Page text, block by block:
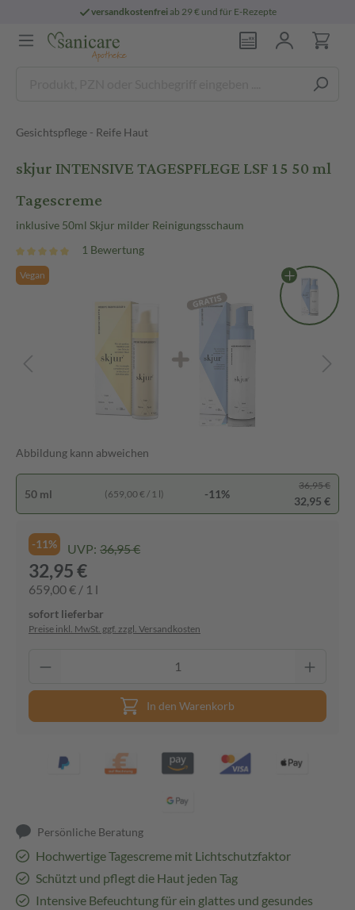
versandkostenfreiab 29 € und für E-Rezepte
Gesichtspflege - Reife Haut
skjur INTENSIVE TAGESPFLEGE LSF 15 50 ml
Tagescreme
inklusive 50ml Skjur milder Reinigungsschaum
1 Bewertung
Vegan
Abbildung kann abweichen
50 ml (659,00 € / 1 l) -11%
36,95 €
32,95 €
-11% UVP: 36,95 €
32,95 €
659,00 € / 1 l
sofort lieferbar
Preise inkl. MwSt. ggf. zzgl. Versandkosten
In den Warenkorb
Persönliche Beratung
Hochwertige Tagescreme mit Lichtschutzfaktor
Schützt und pflegt die Haut jeden Tag
Intensive Befeuchtung für ein glattes und gesundes